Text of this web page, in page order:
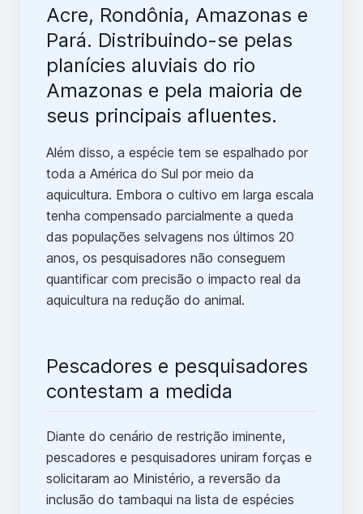
Acre, Rondônia, Amazonas e
Pará. Distribuindo-se pelas
planícies aluviais do rio
Amazonas e pela maioria de
seus principais afluentes.
Além disso, a espécie tem se espalhado por
toda a América do Sul por meio da
aquicultura. Embora o cultivo em larga escala
tenha compensado parcialmente a queda
das populações selvagens nos últimos 20
anos, os pesquisadores não conseguem
quantificar com precisão o impacto real da
aquicultura na redução do animal.
Pescadores e pesquisadores
contestam a medida
Diante do cenário de restrição iminente,
pescadores e pesquisadores uniram forças e
solicitaram ao Ministério, a reversão da
inclusão do tambaqui na lista de espécies